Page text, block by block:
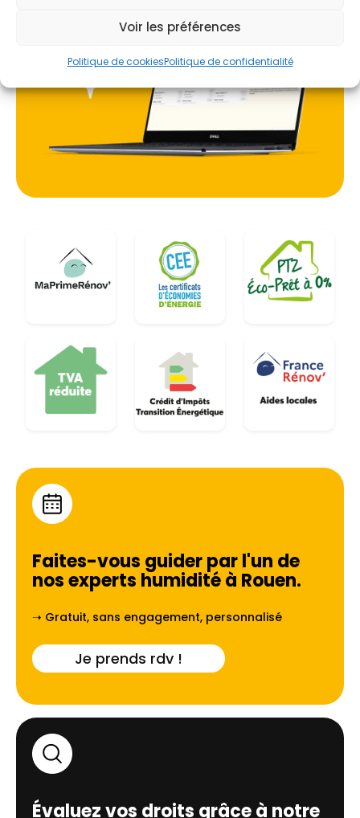
Voir les préférences
Politique de cookiesPolitique de confidentialité
Faites-vous guider par l'un de
nos experts humidité à Rouen.
➝ Gratuit, sans engagement, personnalisé
Je prends rdv !
Évaluez vos droits grâce à notre